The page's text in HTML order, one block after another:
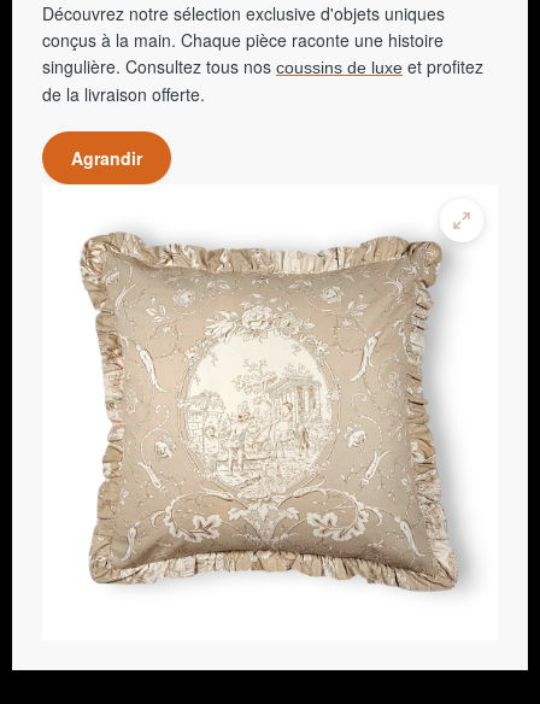
Découvrez notre sélection exclusive d'objets uniques
conçus à la main. Chaque pièce raconte une histoire
singulière. Consultez tous nos coussins de luxe et profitez
de la livraison offerte.
Agrandir